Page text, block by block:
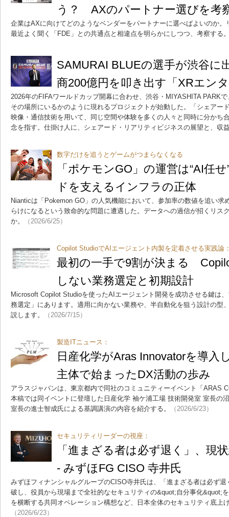
う？ AXのパートナー選びを考
企業はAXに向けてどのようなベンダーをパートナーに選べばよいのか
最近よく聞く「FDE」との共通点と相違点を明らかにしつつ、考察する
SAMURAI BLUEの選手が渋谷
商200億円を叩き出す「XRエン
2026年のFIFAワールドカップ開幕に合わせ、渋谷・MIYASHITA PARK
その場所にいるかのように現れるプロジェクトが始動した。「シェアー
映像・通信技術を用いて、同じ空間や体験を多くの人々と同時に分かち
念を指す。仕掛け人に、シェアード・リアリティビジネスの展望と、収
数字だけを追うとゲームがつまらなくなる
「ポケモンGO」の運営は“AI任
ドを支えるインフラの正体
Nianticは「Pokemon GO」の人気機能において、参加率の数値を追い求
らけになるという致命的な問題に遭遇した。データへの過信が招くリス
か。
（2026/6/25）
Copilot StudioでAIエージェント内製を定着させる実践論
最初の一手で9割が決まる
しない業務選定と初期設計
Microsoft Copilot Studioを使ったAIエージェント開発を成功させる鍵は
務選定」にあります。適用に向かない業務や、半自動化を狙う設計の型
説します。
（2026/7/15）
製造ITニュース：
日産化学がAras Innovatorを導
主体で始まったDX活動の歩み
アラスジャパンは、東京都内で同社のコミュニティーイベント「ARAS
本稿では同イベントに登壇した日産化学 袖ケ浦工場 技術開発室 室長の
室長の進士智成氏による基調講演の内容を紹介する。
（2026/6/23）
セキュリティリーダーの視座：
「進まざる者は必ず退く」、現
- みずほFG CISO 寺井氏
みずほフィナンシャルグループのCISO寺井氏は、「進まざる者は必ず
破し、役員から現場まで全社的なセキュリティの&quot;自分事化&quot;
を横断する共同オペレーション構想など、日本全体のセキュリティ底上
（2026/6/23）